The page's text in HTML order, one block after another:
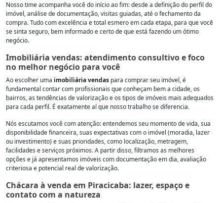
Nosso time acompanha você do início ao fim: desde a definição do perfil do
imóvel, análise de documentação, visitas guiadas, até o fechamento da
compra. Tudo com excelência e total esmero em cada etapa, para que você
se sinta seguro, bem informado e certo de que está fazendo um ótimo
negócio.
Imobiliária vendas: atendimento consultivo e foco
no melhor negócio para você
Ao escolher uma imobiliária vendas para comprar seu imóvel, é
fundamental contar com profissionais que conheçam bem a cidade, os
bairros, as tendências de valorização e os tipos de imóveis mais adequados
para cada perfil. É exatamente aí que nosso trabalho se diferencia.
Nós escutamos você com atenção: entendemos seu momento de vida, sua
disponibilidade financeira, suas expectativas com o imóvel (moradia, lazer
ou investimento) e suas prioridades, como localização, metragem,
facilidades e serviços próximos. A partir disso, filtramos as melhores
opções e já apresentamos imóveis com documentação em dia, avaliação
criteriosa e potencial real de valorização.
Chácara à venda em Piracicaba: lazer, espaço e
contato com a natureza